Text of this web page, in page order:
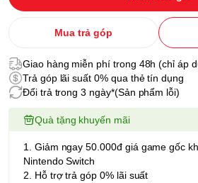
Mua trả góp
Giao hàng miễn phí trong 48h (chỉ áp
Trả góp lãi suất 0% qua thẻ tín dụng
Đổi trả trong 3 ngày*(Sản phẩm lỗi)
Quà tặng khuyến mãi
1. Giảm ngay 50.000đ giá game gốc
Nintendo Switch
2. Hỗ trợ trả góp 0% lãi suất